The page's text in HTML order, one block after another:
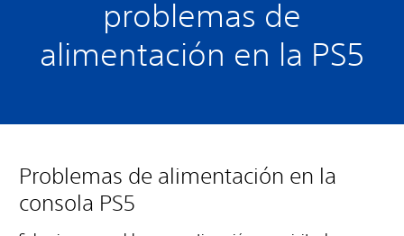
problemas de
alimentación en la PS5
Problemas de alimentación en la
consola PS5